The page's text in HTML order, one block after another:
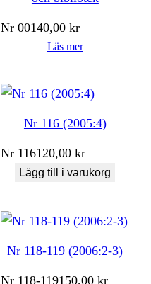
Nr 00140,00kr
Läs mer
Nr 116 (2005:4)
Nr 116120,00kr
Lägg till i varukorg
Nr 118-119 (2006:2-3)
Nr 118-119150,00kr